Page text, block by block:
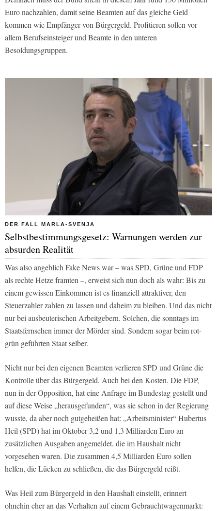
Euro nachzahlen, damit seine Beamten auf das gleiche Geld
kommen wie Empfänger von Bürgergeld. Profitieren sollen vor
allem Berufseinsteiger und Beamte in den unteren
Besoldungsgruppen.
DER FALL MARLA-SVENJA
Selbstbestimmungsgesetz: Warnungen werden zur
absurden Realität
Was also angeblich Fake News war – was SPD, Grüne und FDP
als rechte Hetze framten –, erweist sich nun doch als wahr: Bis zu
einem gewissen Einkommen ist es finanziell attraktiver, den
Steuerzahler zahlen zu lassen und daheim zu bleiben. Und das nicht
nur bei ausbeuterischen Arbeitgebern. Solchen, die sonntags im
Staatsfernsehen immer der Mörder sind. Sondern sogar beim rot-
grün geführten Staat selber.
Nicht nur bei den eigenen Beamten verlieren SPD und Grüne die
Kontrolle über das Bürgergeld. Auch bei den Kosten. Die FDP,
nun in der Opposition, hat eine Anfrage im Bundestag gestellt und
auf diese Weise „herausgefunden“, was sie schon in der Regierung
wusste, da aber noch gutgeheißen hat: „Arbeitsminister“ Hubertus
Heil (SPD) hat im Oktober 3,2 und 1,3 Milliarden Euro an
zusätzlichen Ausgaben angemeldet, die im Haushalt nicht
vorgesehen waren. Die zusammen 4,5 Milliarden Euro sollen
helfen, die Lücken zu schließen, die das Bürgergeld reißt.
Was Heil zum Bürgergeld in den Haushalt einstellt, erinnert
ohnehin eher an das Verhalten auf einem Gebrauchtwagenmarkt: